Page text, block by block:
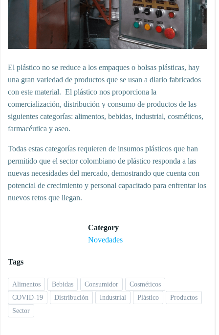
El plástico no se reduce a los empaques o bolsas plásticas, hay
una gran variedad de productos que se usan a diario fabricados
con este material. El plástico nos proporciona la
comercialización, distribución y consumo de productos de las
siguientes categorías: alimentos, bebidas, industrial, cosméticos,
farmacéutica y aseo.
Todas estas categorías requieren de insumos plásticos que han
permitido que el sector colombiano de plástico responda a las
nuevas necesidades del mercado, demostrando que cuenta con
potencial de crecimiento y personal capacitado para enfrentar los
nuevos retos que llegan.
Category
Novedades
Tags
Alimentos Bebidas Consumidor
Cosméticos
COVID-19
Distribución Industrial Plástico
Productos
Sector